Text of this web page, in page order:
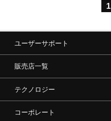
1
ユーザーサポート
販売店一覧
テクノロジー
コーポレート